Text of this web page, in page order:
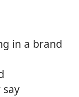
in a brand